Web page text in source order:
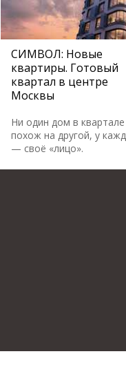
СИМВОЛ: Новые
квартиры. Готовый
квартал в центре
Москвы
Ни один дом в
похож на другой, у
— своё «лицо».